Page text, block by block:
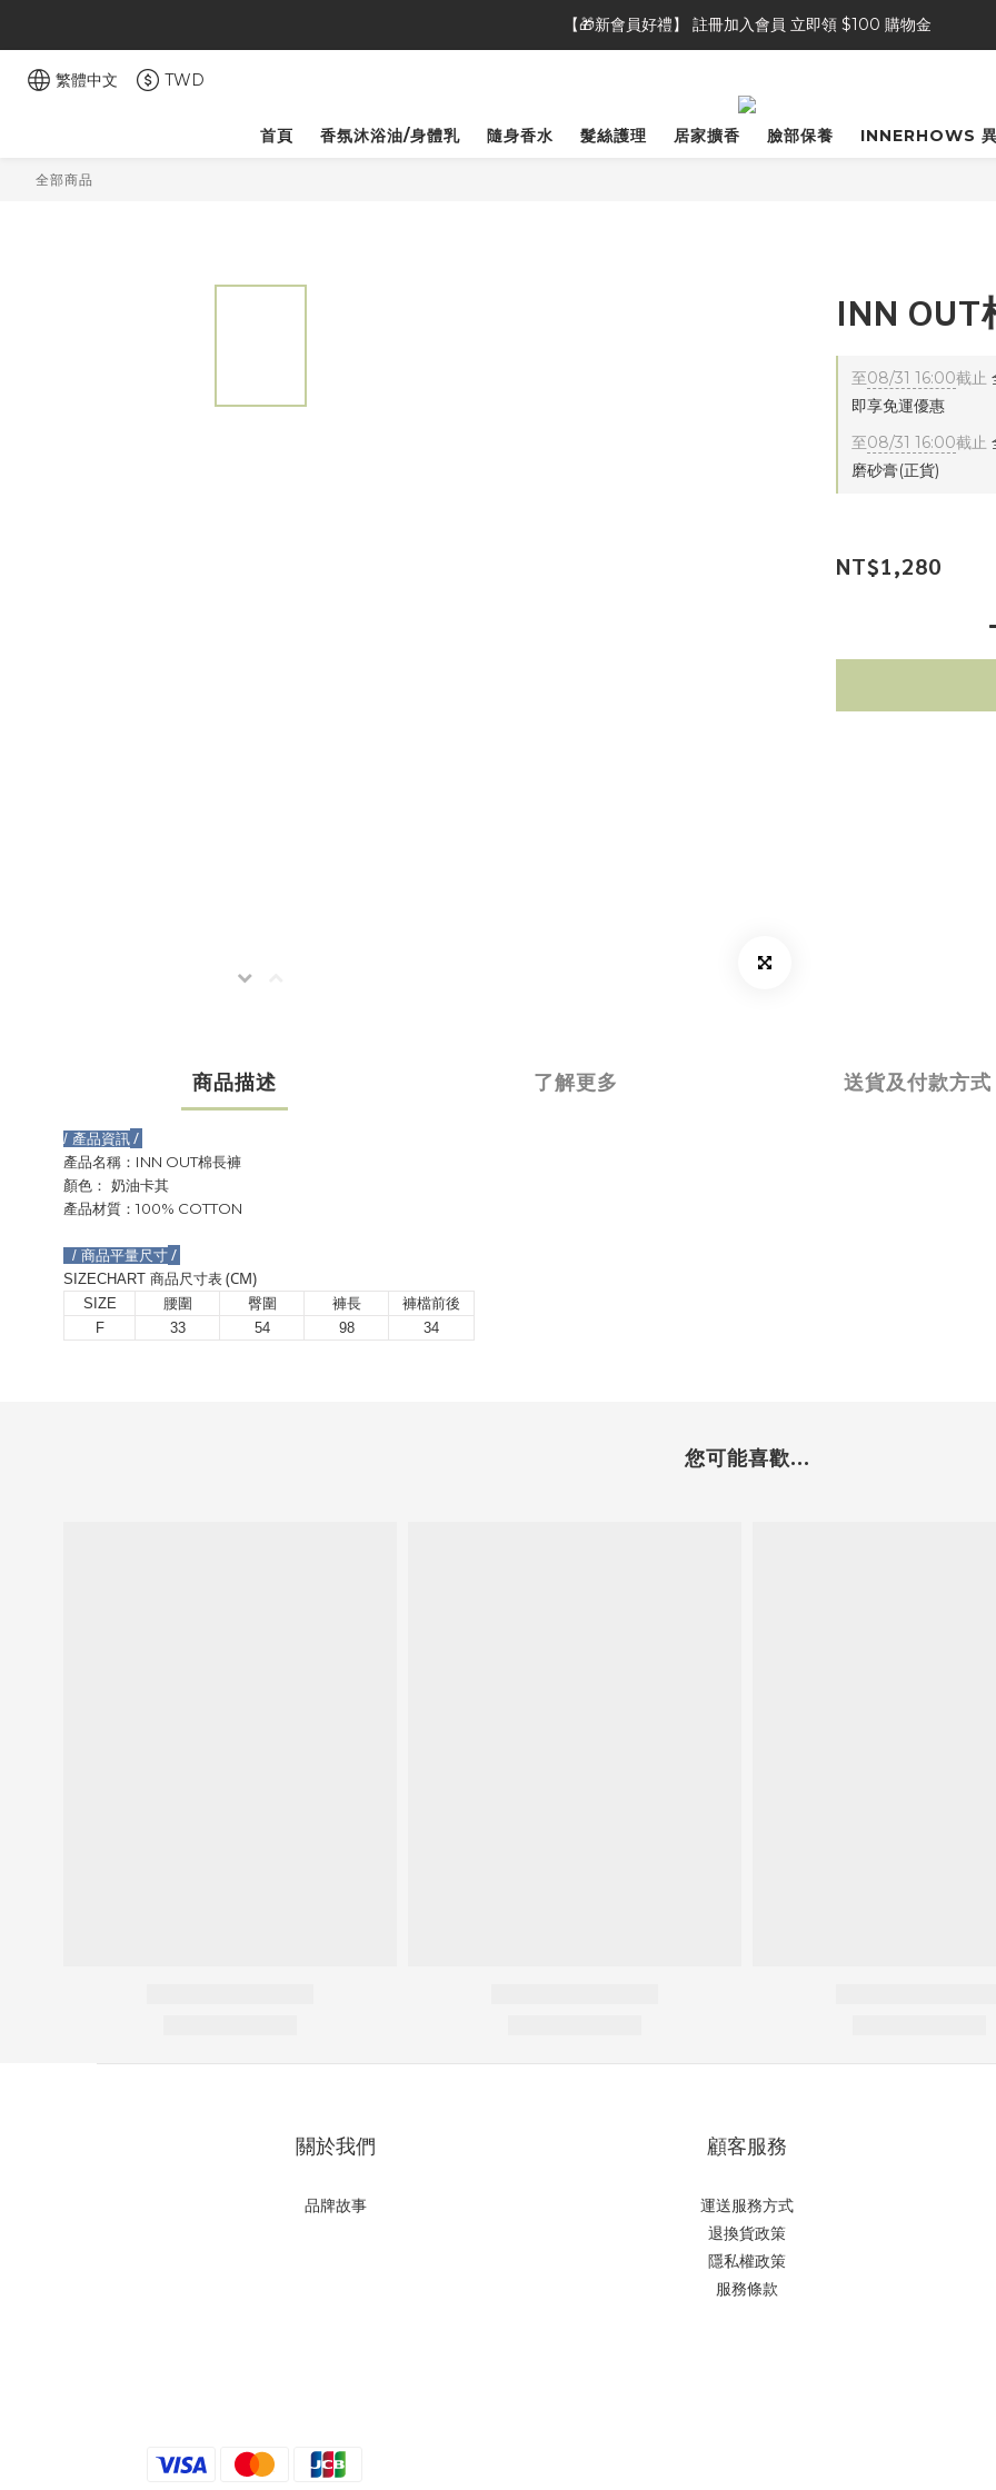
【🎁新會員好禮】 註冊加入會員 立即領 $100 購物金
【🎁新會員好禮】 註冊加入會員 立即領 $100 購物金
【⭐商品評論】完成商品評論，即可獲得 20 點會員點數
繁體中文 TWD
首頁 香氛沐浴油/身體乳 隨身香水 髮絲護理 居家擴香 臉部保養 INNERHOWS
全部商品
INN
至08/31 16:00截止
即享免運優惠
至08/31 16:00截止
磨砂膏(正貨)
NT$1,280
商品描述 了解更多 送貨及付款方式
/ 產品資訊 /
產品名稱： INN OUT棉長褲
顏色： 奶油卡其
產品材質：100% COTTON
/ 商品平量尺寸 /
SIZECHART 商品尺寸表 (CM)
SIZE 腰圍 臀圍 褲長
褲檔前後
F
33 54 98 34
您可能喜歡...
關於我們
品牌故事
顧客服務
運送服務方式
退換貨政策
隱私權政策
服務條款